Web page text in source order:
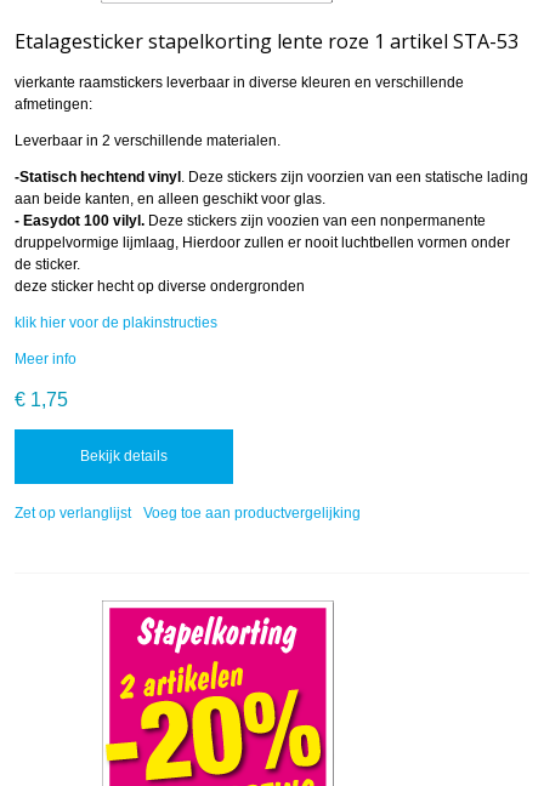
Etalagesticker stapelkorting lente roze 1 artikel STA-53
vierkante raamstickers leverbaar in diverse kleuren en verschillende
afmetingen:
Leverbaar in 2 verschillende materialen.
-Statisch hechtend vinyl . Deze stickers zijn voorzien van een statische lading
aan beide kanten, en alleen geschikt voor glas.
- Easydot 100 vilyl. Deze stickers zijn voozien van een nonpermanente
druppelvormige lijmlaag, Hierdoor zullen er nooit luchtbellen vormen onder
de sticker.
deze sticker hecht op diverse ondergronden
klik hier voor de plakinstructies
Meer info
€ 1,75
Bekijk details
Zet op verlanglijst Voeg toe aan productvergelijking